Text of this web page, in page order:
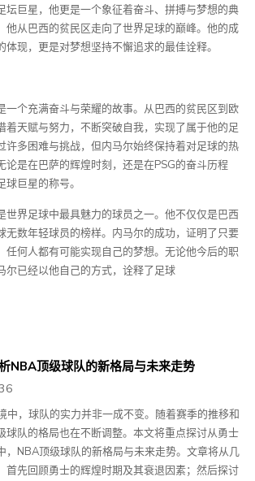
坛巨星，他更是一个象征着奋斗、拼搏与梦想的典
他从巴西的贫民区走向了世界足球的巅峰。他的成
现，更是对梦想坚持不懈追求的最佳诠释。
一个充满奋斗与荣耀的故事。从巴西的贫民区到欧
着天赋与努力，不断突破自我，实现了属于他的足
许多困难与挑战，但内马尔始终保持着对足球的热
论是在巴萨的辉煌时刻，还是在PSG的奋斗历程
巨星的称号。
世界足球中最具魅力的球员之一。他不仅仅是巴西
无数年轻球员的榜样。内马尔的成功，证明了只要
任何人都有可能实现自己的梦想。无论他今后的职
尔已经以他自己的方式，诠释了足球
NBA顶级球队的新格局与未来走势
中，球队的实力并非一成不变。随着赛季的推移和
球队的格局也在不断调整。本文将重点探讨从勇士
，NBA顶级球队的新格局与未来走势。文章将从几
首先回顾勇士的辉煌时期及其衰退因素；然后探讨